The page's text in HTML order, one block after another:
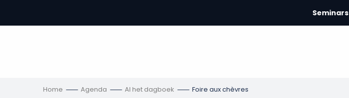
contenu
Seminars
Home Agenda Al het dagboek Foire aux chèvres